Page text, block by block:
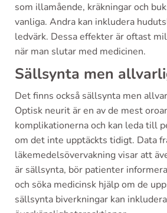
som illamående, kräkningar och
vanliga. Andra kan inkludera
ledvärk. Dessa effekter är oftast
när man slutar med medicinen.
Sällsynta men
Det finns också sällsynta men
Optisk neurit är en av de mest
komplikationerna och kan leda till
om det inte upptäckts tidigt. Data
läkemedelsövervakning visar att
är sällsynta, bör patienter
och söka medicinsk hjälp om de
sällsynta biverkningar kan